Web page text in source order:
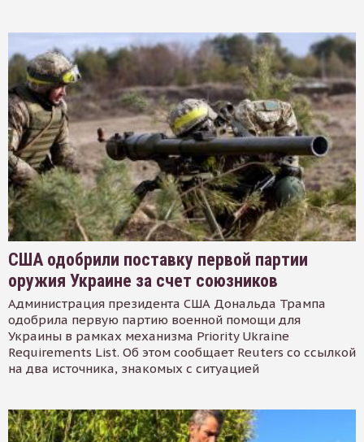
США одобрили поставку первой партии
оружия Украине за счет союзников
Администрация президента США Дональда Трампа
одобрила первую партию военной помощи для
Украины в рамках механизма Priority Ukraine
Requirements List. Об этом сообщает Reuters со ссылкой
на два источника, знакомых с ситуацией